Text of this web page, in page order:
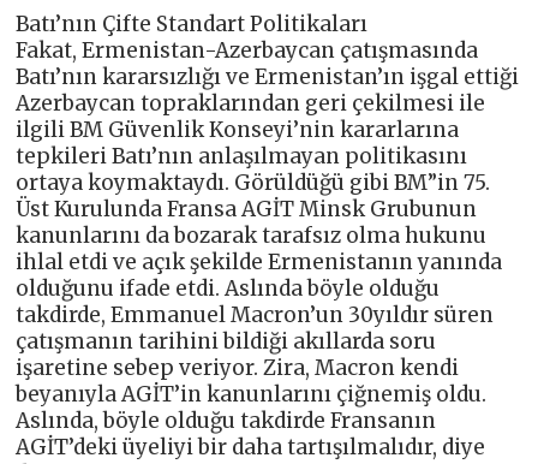
Batı’nın Çifte Standart Politikaları
Fakat, Ermenistan-Azerbaycan çatışmasında
Batı’nın kararsızlığı ve Ermenistan’ın işgal ettiği
Azerbaycan topraklarından geri çekilmesi ile
ilgili BM Güvenlik Konseyi’nin kararlarına
tepkileri Batı’nın anlaşılmayan politikasını
ortaya koymaktaydı. Görüldüğü gibi BM”in 75.
Üst Kurulunda Fransa AGİT Minsk Grubunun
kanunlarını da bozarak tarafsız olma hukunu
ihlal etdi ve açık şekilde Ermenistanın yanında
olduğunu ifade etdi. Aslında böyle olduğu
takdirde, Emmanuel Macron’un 30yıldır süren
çatışmanın tarihini bildiği akıllarda soru
işaretine sebep veriyor. Zira, Macron kendi
beyanıyla AGİT’in kanunlarını çiğnemiş oldu.
Aslında, böyle olduğu takdirde Fransanın
AGİT’deki üyeliyi bir daha tartışılmalıdır, diye